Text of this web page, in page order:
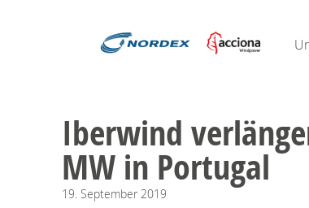
Iberwind
MW in Portugal
19. September 2019